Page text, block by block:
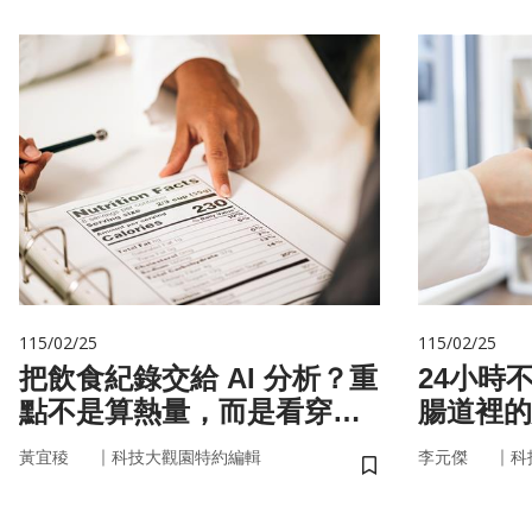
115/02/25
把飲食紀錄交給 AI 分析？重
點不是算熱量，而是看穿你
的「飲食習慣」
黃宜稜 ｜ 科技大觀園特約編輯
儲存書籤
115/02/25
24小時
腸道裡
悄掌管
李元傑 ｜ 科